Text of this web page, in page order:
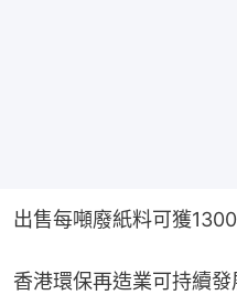
出售每噸廢紙料可獲
香港環保再造業可持續